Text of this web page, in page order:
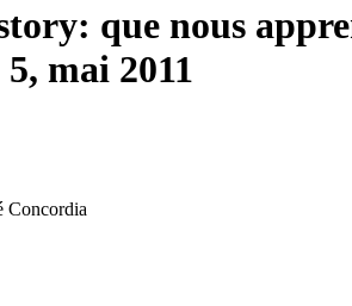
que nous
mai 2011
Concordia